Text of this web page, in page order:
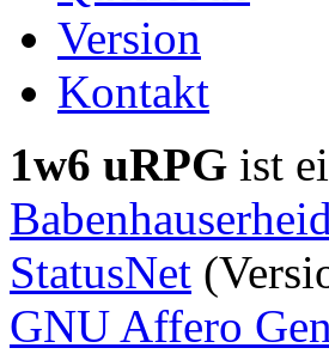
Version
Kontakt
1w6 uRPG ist
StatusNet
GNU Affero